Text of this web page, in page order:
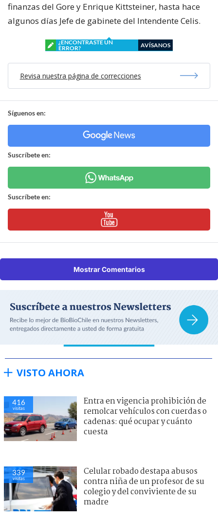
finanzas del Gore y Enrique Kittsteiner, hasta hace
algunos días Jefe de gabinete del Intendente Celis.
¿ENCONTRASTE UN
ERROR?
AVÍSANOS
Revisa nuestra página de correcciones
Síguenos en:
Suscríbete en:
Suscríbete en:
Mostrar Comentarios
VISTO AHORA
416
visitas
Entra en vigencia prohibición de
remolcar vehículos con cuerdas o
cadenas: qué ocupar y cuánto
cuesta
339
visitas
Celular robado destapa abusos
contra niña de un profesor de su
colegio y del conviviente de su
madre